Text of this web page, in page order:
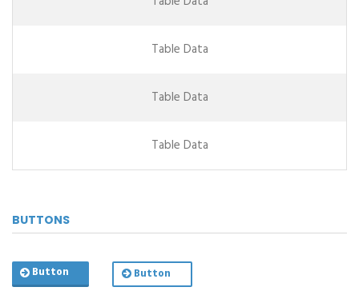
Table Data
Table Data
Table Data
BUTTONS
Button Button